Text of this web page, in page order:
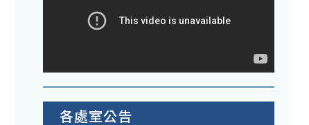
各處室公告